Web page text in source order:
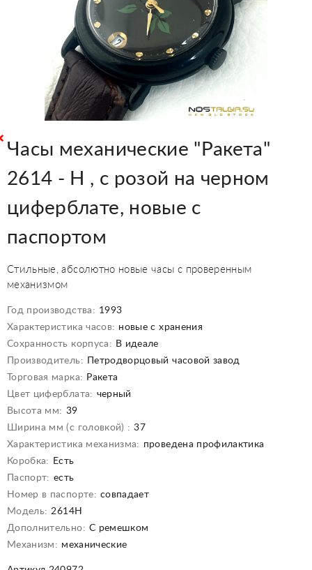
Часы механические "Ракета"
2614 - Н , с розой на черном
циферблате, новые с
паспортом
Стильные, абсолютно новые часы с проверенным
механизмом
Год производства: 1993
Характеристика часов: новые с хранения
Сохранность корпуса: В идеале
Производитель:
Петродворцовый часовой завод
Торговая марка: Ракета
Цвет циферблата: черный
Высота мм: 39
Ширина мм (с головкой) : 37
Характеристика механизма: проведена профилактика
Коробка:
Есть
Паспорт: есть
Номер в паспорте: совпадает
Модель: 2614Н
Дополнительно: С ремешком
Механизм: механические